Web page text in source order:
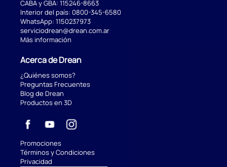
CABA y GBA: 115246-8663
Interior del país: 0800-345-6580
WhatsApp: 1150237973
serviciodrean@drean.com.ar
Más información
Acerca de Drean
¿Quiénes somos?
Preguntas Frecuentes
Blog de Drean
Productos en 3D
Promociones
Términos y Condiciones
Privacidad